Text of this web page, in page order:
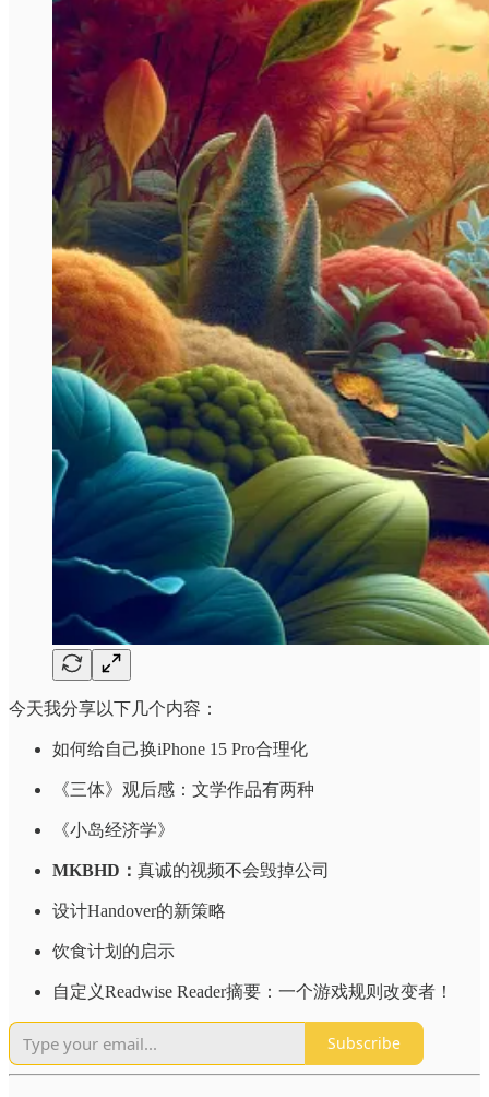
今天我分享以下几个内容：
如何给自己换iPhone 15 Pro合理化
《三体》观后感：文学作品有两种
《小岛经济学》
MKBHD： 真诚的视频不会毁掉公司
设计Handover的新策略
饮食计划的启示
自定义Readwise Reader摘要：一个游戏规则改变者！
Subscribe